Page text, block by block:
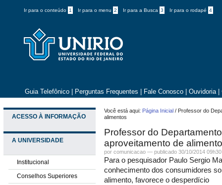
Ir para o conteúdo 1 Ir para o menu 2 Ir para a Busca 3 Ir para o rodapé 4
Guia Telefônico Perguntas Frequentes Fale Conosco Ouvidoria
ACESSO À INFORMAÇÃO
A UNIVERSIDADE
Institucional
Conselhos Superiores
Você está aqui: Página Inicial / Professor do
alimentos
Professor do
aproveitamento de
por comunicacao —publicado 30/10/2014
Para o pesquisador Paulo Sergio
conhecimento dos consumidores
alimento, favorece o desperdício